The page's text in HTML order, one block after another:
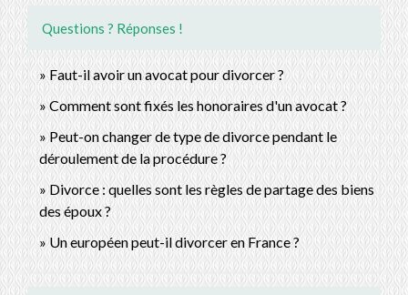
Questions ? Réponses !
Faut-il avoir un avocat pour divorcer ?
Comment sont fixés les honoraires d'un avocat ?
Peut-on changer de type de divorce pendant le
déroulement de la procédure ?
Divorce : quelles sont les règles de partage des biens
des époux ?
Un européen peut-il divorcer en France ?